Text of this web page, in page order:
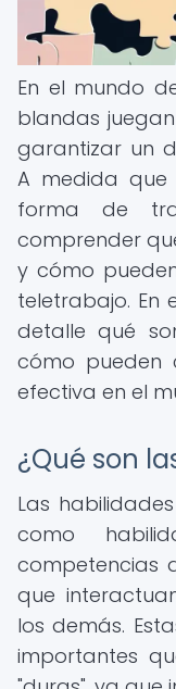
En el mundo
blandas
garantizar un
A medida que
forma de
comprender
y cómo
teletrabajo. En
detalle qué
cómo pueden
efectiva en el
¿Qué son
Las
como
competencias
que
los demás.
importantes